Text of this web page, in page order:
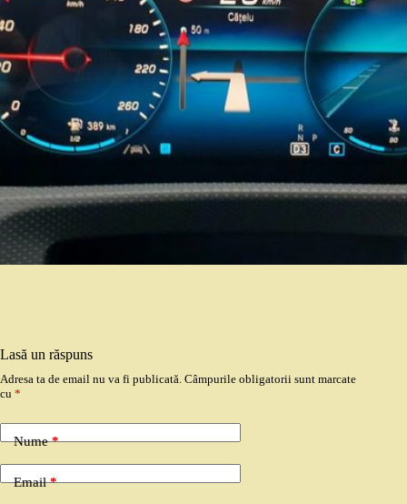
Lasă un răspuns
Adresa ta de email nu va fi publicată. Câmpurile obligatorii sunt marcate
cu *
Nume*
Email*